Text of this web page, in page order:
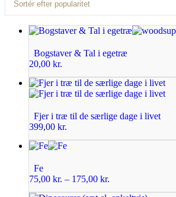
Bogstaver & Tal i egetræ
20,00 kr.
Fjer i træ til de særlige dage i livet
399,00 kr.
Fe
75,00 kr. – 175,00 kr.